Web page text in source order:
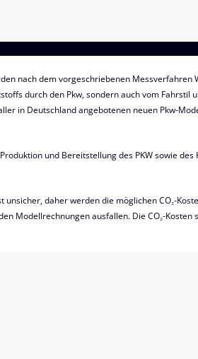
nach dem vorgeschriebenen Messverfahren
durch den Pkw, sondern auch vom Fahrstil
in Deutschland angebotenen neuen Pkw-
und Bereitstellung des PKW sowie
daher werden die möglichen CO₂-
Modellrechnungen ausfallen. Die CO₂-